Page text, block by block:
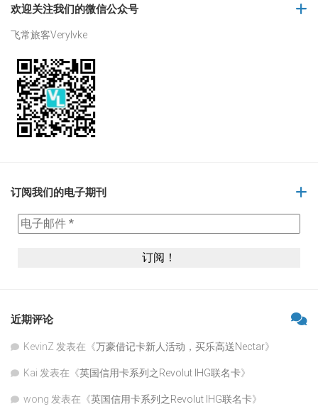
欢迎关注我们的微信公众号
飞常旅客Verylvke
订阅我们的电子期刊
近期评论
KevinZ 发表在《万豪借记卡新人活动，买乐高送Nectar》
Kai 发表在《英国信用卡系列之Revolut IHG联名卡》
wong 发表在《英国信用卡系列之Revolut IHG联名卡》